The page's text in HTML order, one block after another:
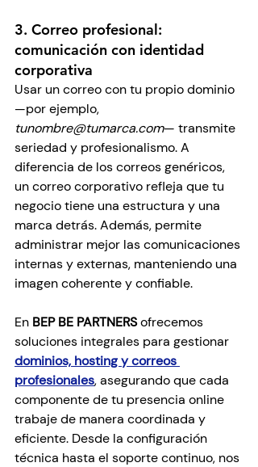
3. Correo profesional:
comunicación con identidad
corporativa
Usar un correo con tu propio dominio
—por ejemplo,
tunombre@tumarca.com— transmite
seriedad y profesionalismo. A
diferencia de los correos genéricos,
un correo corporativo refleja que tu
negocio tiene una estructura y una
marca detrás. Además, permite
administrar mejor las comunicaciones
internas y externas, manteniendo una
imagen coherente y confiable.
En BEP BE PARTNERS ofrecemos
soluciones integrales para gestionar
dominios, hosting y correos
profesionales, asegurando que cada
componente de tu presencia online
trabaje de manera coordinada y
eficiente. Desde la configuración
técnica hasta el soporte continuo, nos